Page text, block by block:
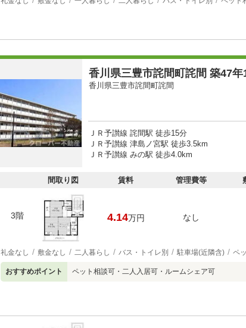
香川県三豊市詫間町詫間 築47
香川県三豊市詫間町詫間
ＪＲ予讃線 詫間駅 徒歩15分
ＪＲ予讃線 津島ノ宮駅 徒歩3.5km
ＪＲ予讃線 みの駅 徒歩4.0km
間取り図 賃料 管理費等
3階 4.14万円 なし
礼金なし 敷金なし 二人暮らし バス・トイレ別 駐車場(近隣含) ペ
おすすめポイント ペット相談可・二人入居可・ルームシェア可